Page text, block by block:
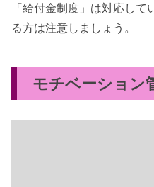
「給付金制度」は対応し
る方は注意しましょう。
モチベーション